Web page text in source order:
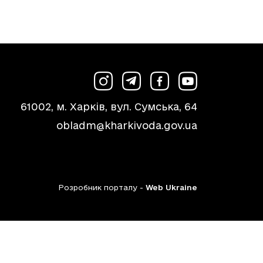
61002, м. Харків, вул. Сумська, 64
obladm@kharkivoda.gov.ua
Розробник порталу - Web Ukraine